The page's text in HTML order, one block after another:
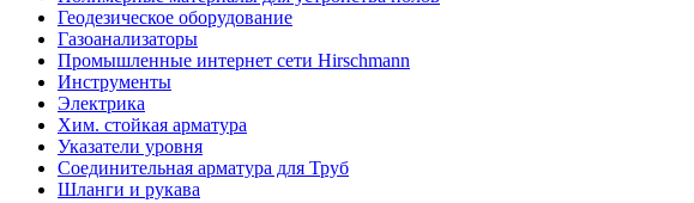
Геодезическое оборудование
Газоанализаторы
Промышленные интернет сети Hirschmann
Инструменты
Электрика
Хим. стойкая арматура
Указатели уровня
Соединительная арматура для Труб
Шланги и рукава